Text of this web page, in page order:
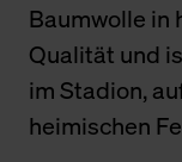
Baumwolle in
Qualität und
im Stadion,
heimischen